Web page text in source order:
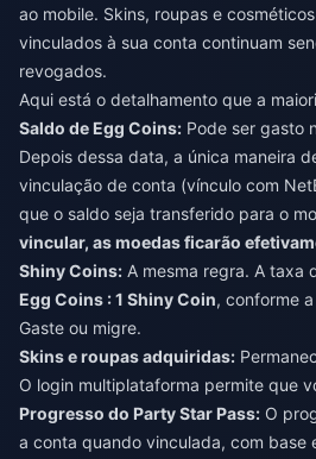
ao mobile. Skins, roupas e
vinculados à sua conta continuam
revogados.
Aqui está o detalhamento que a
Saldo de Egg Coins: Pode ser gasto
Depois dessa data, a única maneira
vinculação de conta (vínculo com
que o saldo seja transferido para o
vincular, as moedas ficarão
Shiny Coins: A mesma regra. A taxa
Egg Coins : 1 Shiny Coin, conforme
Gaste ou migre.
Skins e roupas adquiridas:
O login multiplataforma permite que
Progresso do Party Star Pass: O
a conta quando vinculada, com base